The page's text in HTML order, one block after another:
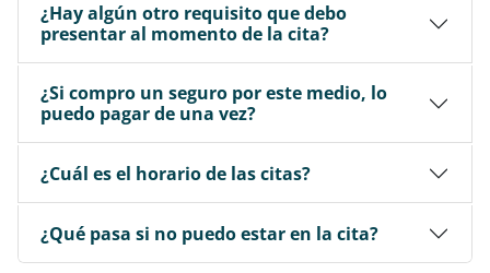
¿Hay algún otro requisito que debo
presentar al momento de la cita?
¿Si compro un seguro por este medio, lo
puedo pagar de una vez?
¿Cuál es el horario de las citas?
¿Qué pasa si no puedo estar en la cita?